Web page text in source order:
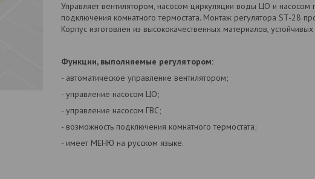
Управляет вентилятором, насосом циркуляции воды ЦО и
подключения комнатного термостата. Монтаж регулятора ST-28
Корпус изготовлен из высококачественных материалов,
Функции, выполняемые регулятором:
- автоматическое управление вентилятором;
- управление насосом ЦО;
- управление насосом ГВС;
- возможность подключения комнатного термостата;
- имеет МЕНЮ на русском языке.